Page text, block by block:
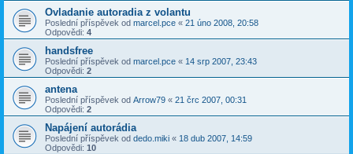
Ovladanie autoradia z volantu
Poslední příspěvek od marcel.pce « 21 úno 2008, 20:58
Odpovědi: 4
handsfree
Poslední příspěvek od marcel.pce « 14 srp 2007, 23:43
Odpovědi: 2
antena
Poslední příspěvek od Arrow79 « 21 črc 2007, 00:31
Odpovědi: 2
Napájení autorádia
Poslední příspěvek od dedo.miki « 18 dub 2007, 14:59
Odpovědi: 10